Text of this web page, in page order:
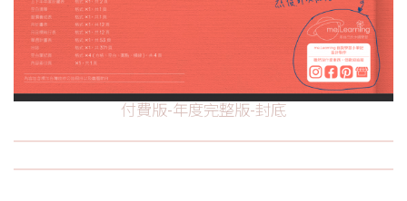
付費版-年度完整版-封底